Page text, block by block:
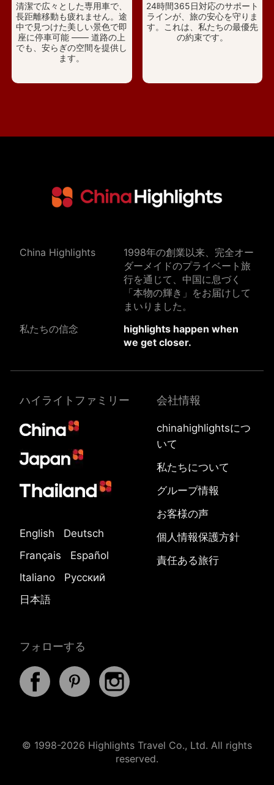
清潔で広々とした専用車で、
長距離移動も疲れません。途
中で見つけた美しい景色で即
座に停車可能 —— 道路の上
でも、安らぎの空間を提供し
ます。
24時間365日対応のサポート
ラインが、旅の安心を守りま
す。これは、私たちの最優先
の約束です。
China Highlights
1998年の創業以来、完全オー
ダーメイドのプライベート旅
行を通じて、中国に息づく
「本物の輝き」をお届けして
まいりました。
私たちの信念
highlights happen when
we get closer.
ハイライトファミリー
English
Deutsch
Français
Español
Italiano
Русский
日本語
フォローする
会社情報
chinahighlightsにつ
いて
私たちについて
グループ情報
お客様の声
個人情報保護方針
責任ある旅行
© 1998-2026 Highlights Travel Co., Ltd. All rights
reserved.